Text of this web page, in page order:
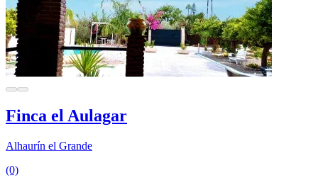
Finca el Aulagar
Alhaurín el Grande
(0)